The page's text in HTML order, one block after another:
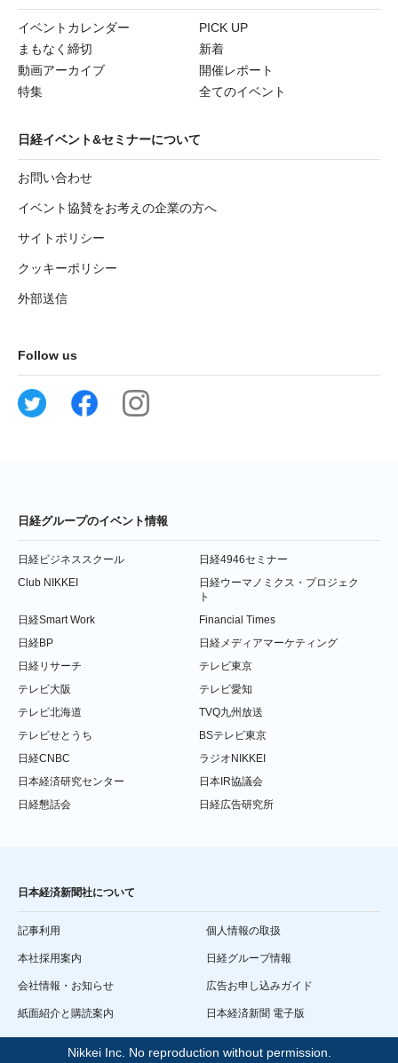
イベントカレンダー
PICK UP
まもなく締切
新着
動画アーカイブ
開催レポート
特集
全てのイベント
日経イベント&セミナーについて
お問い合わせ
イベント協賛をお考えの企業の方へ
サイトポリシー
クッキーポリシー
外部送信
Follow us
日経グループのイベント情報
日経ビジネススクール
日経4946セミナー
Club NIKKEI
日経ウーマノミクス・プロジェク
ト
日経Smart Work
Financial Times
日経BP
日経メディアマーケティング
日経リサーチ
テレビ東京
テレビ大阪
テレビ愛知
テレビ北海道
TVQ九州放送
テレビせとうち
BSテレビ東京
日経CNBC
ラジオNIKKEI
日本経済研究センター
日本IR協議会
日経懇話会
日経広告研究所
日本経済新聞社について
記事利用 個人情報の取扱
本社採用案内 日経グループ情報
会社情報・お知らせ 広告お申し込みガイド
紙面紹介と購読案内 日本経済新聞 電子版
Nikkei Inc. No reproduction without permission.